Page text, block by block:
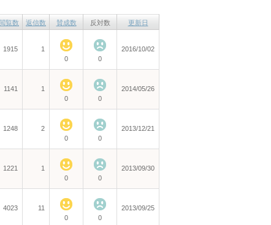
覧数 返信数 賛成数 反対数 更新日
1915
1
0
0
2016/10/02
1141
1
0
0
2014/05/26
1248
2
0
0
2013/12/21
1221
1
0
0
2013/09/30
4023
11
0
0
2013/09/25